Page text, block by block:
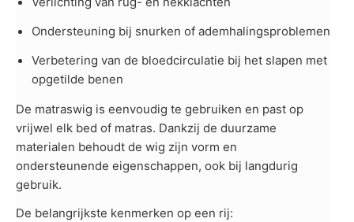
Ondersteuning bij snurken of ademhalingsproblemen
Verbetering van de bloedcirculatie bij het slapen met
opgetilde benen
De matraswig is eenvoudig te gebruiken en past op
vrijwel elk bed of matras. Dankzij de duurzame
materialen behoudt de wig zijn vorm en
ondersteunende eigenschappen, ook bij langdurig
gebruik.
De belangrijkste kenmerken op een rij: